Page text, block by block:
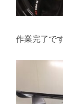
作業完了で